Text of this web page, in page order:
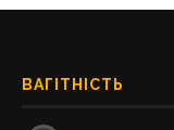
ВАГІТНІСТЬ